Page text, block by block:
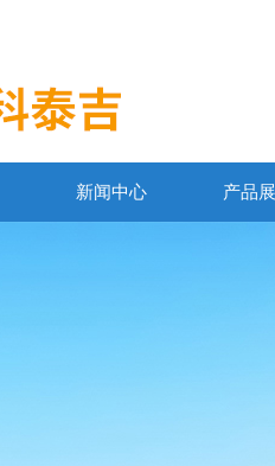
新闻中心 产品